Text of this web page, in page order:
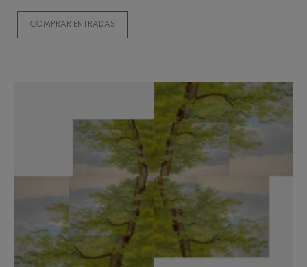
COMPRAR ENTRADAS